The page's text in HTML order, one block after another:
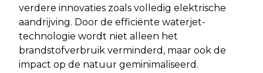
verdere innovaties zoals volledig elektrische
aandrijving. Door de efficiënte waterjet-
technologie wordt niet alleen het
brandstofverbruik verminderd, maar ook de
impact op de natuur geminimaliseerd.